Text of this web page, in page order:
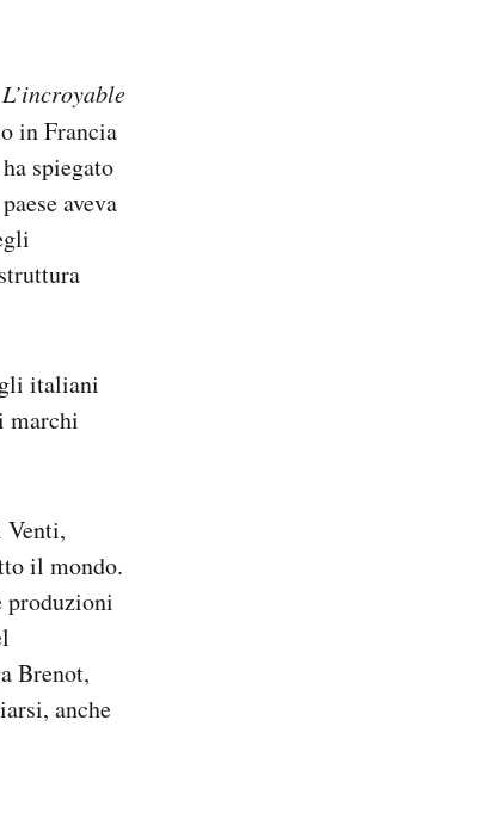
L’incroyable
in Francia
spiegato
aveva
gli italiani
marchi
Venti,
il mondo.
produzioni
Brenot,
anche